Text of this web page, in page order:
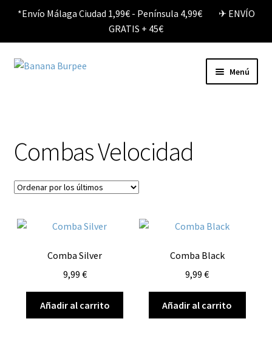
*Envío Málaga Ciudad 1,99€ - Península 4,99€ ✈︎ ENVÍO
GRATIS + 45€
Ir
Ir
Menú
Mochilas
Llaveros
Combas Velocidad
Mi cuenta
Combas Velocidad
Comba Silver
9,99 €
Añadir al carrito
Comba Black
9,99€
Añadir al carrito